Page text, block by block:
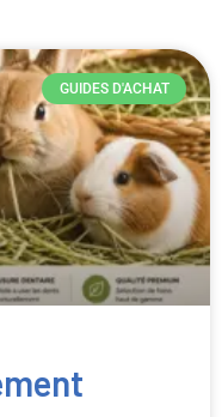
GUIDES D'ACHAT